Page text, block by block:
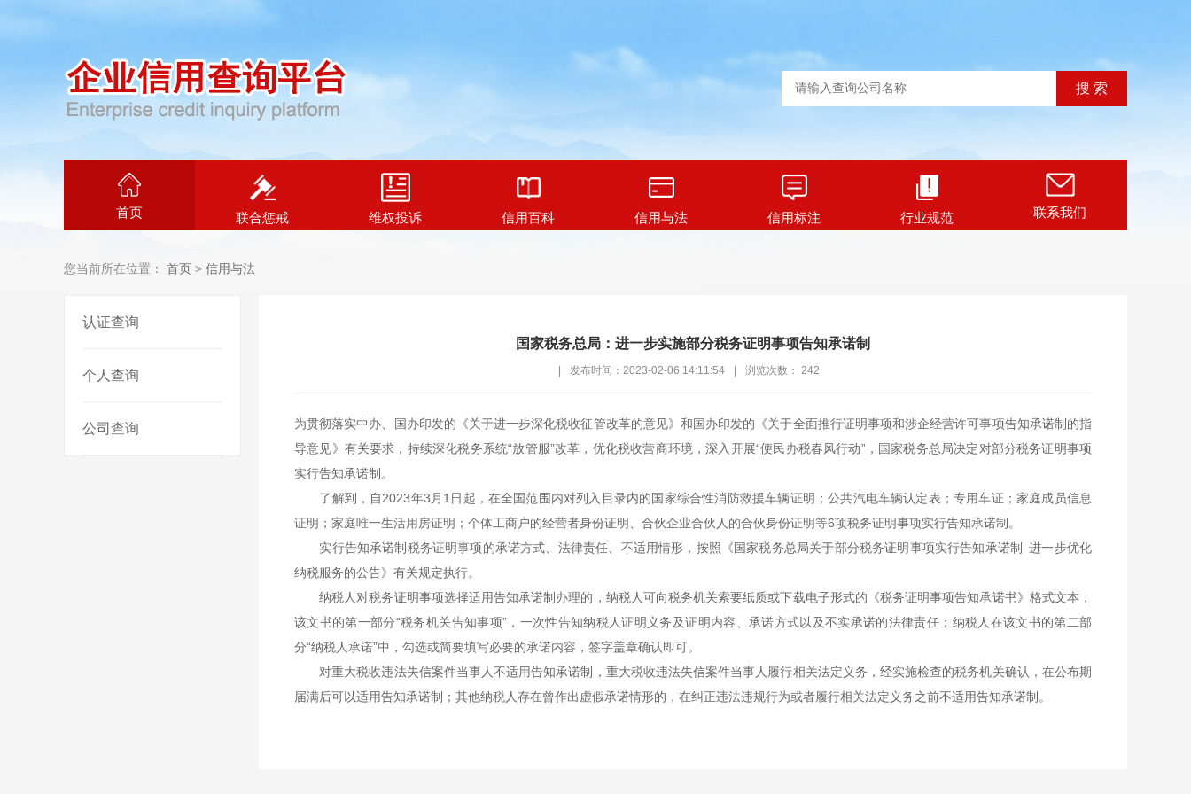
首页 联合惩戒 维权投诉 信用百科 信用与法 信用标注 行业规范 联系我们
您当前所在位置： 首页 > 信用与法
认证查询
个人查询
公司查询
国家税务总局：进一步实施部分税务证明事项告知承诺制
发布时间：2023-02-06 14:11:54 浏览次数： 242
为贯彻落实中办、国办印发的《关于进一步深化税收征管改革的意见》和国办印发的《关于全面推行证明事项和涉企经营许可事项告知承诺制的指
导意见》有关要求，持续深化税务系统“放管服”改革，优化税收营商环境，深入开展“便民办税春风行动”，国家税务总局决定对部分税务证明事项
实行告知承诺制。
了解到，自2023年3月1日起，在全国范围内对列入目录内的国家综合性消防救援车辆证明；公共汽电车辆认定表；专用车证；家庭成员信息
证明；家庭唯一生活用房证明；个体工商户的经营者身份证明、合伙企业合伙人的合伙身份证明等6项税务证明事项实行告知承诺制。
实行告知承诺制税务证明事项的承诺方式、法律责任、不适用情形，按照《国家税务总局关于部分税务证明事项实行告知承诺制 进一步优化
纳税服务的公告》有关规定执行。
纳税人对税务证明事项选择适用告知承诺制办理的，纳税人可向税务机关索要纸质或下载电子形式的《税务证明事项告知承诺书》格式文本，
该文书的第一部分“税务机关告知事项”，一次性告知纳税人证明义务及证明内容、承诺方式以及不实承诺的法律责任；纳税人在该文书的第二部
分“纳税人承诺”中，勾选或简要填写必要的承诺内容，签字盖章确认即可。
对重大税收违法失信案件当事人不适用告知承诺制，重大税收违法失信案件当事人履行相关法定义务，经实施检查的税务机关确认，在公布期
届满后可以适用告知承诺制；其他纳税人存在曾作出虚假承诺情形的，在纠正违法违规行为或者履行相关法定义务之前不适用告知承诺制。